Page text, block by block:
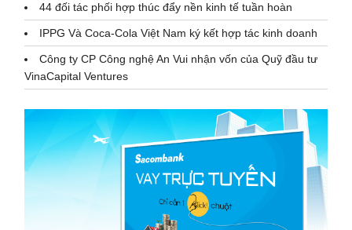
44 đối tác phối hợp thúc đẩy nền kinh tế tuần hoàn
IPPG Và Coca-Cola Việt Nam ký kết hợp tác kinh doanh
Công ty CP Công nghệ An Vui nhận vốn của Quỹ đầu tư
VinaCapital Ventures